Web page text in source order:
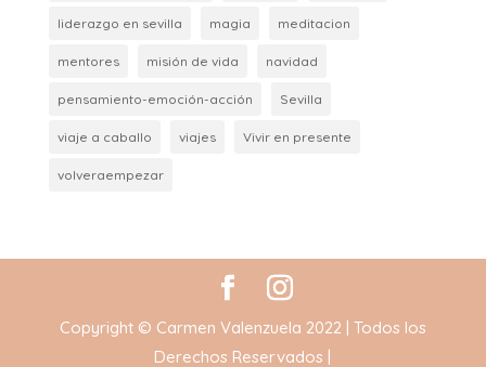
liderazgo en sevilla magia meditacion
mentores misión de vida navidad
pensamiento-emoción-acción Sevilla
viaje a caballo viajes Vivir en presente
volveraempezar
Copyright © Carmen Valenzuela 2022 | Todos los
Derechos Reservados |